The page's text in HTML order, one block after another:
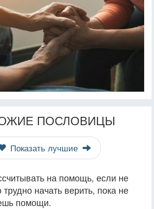
ПОСЛОВИЦЫ
Показать лучшие
на помощь, если не
начать верить, пока не
помощи.